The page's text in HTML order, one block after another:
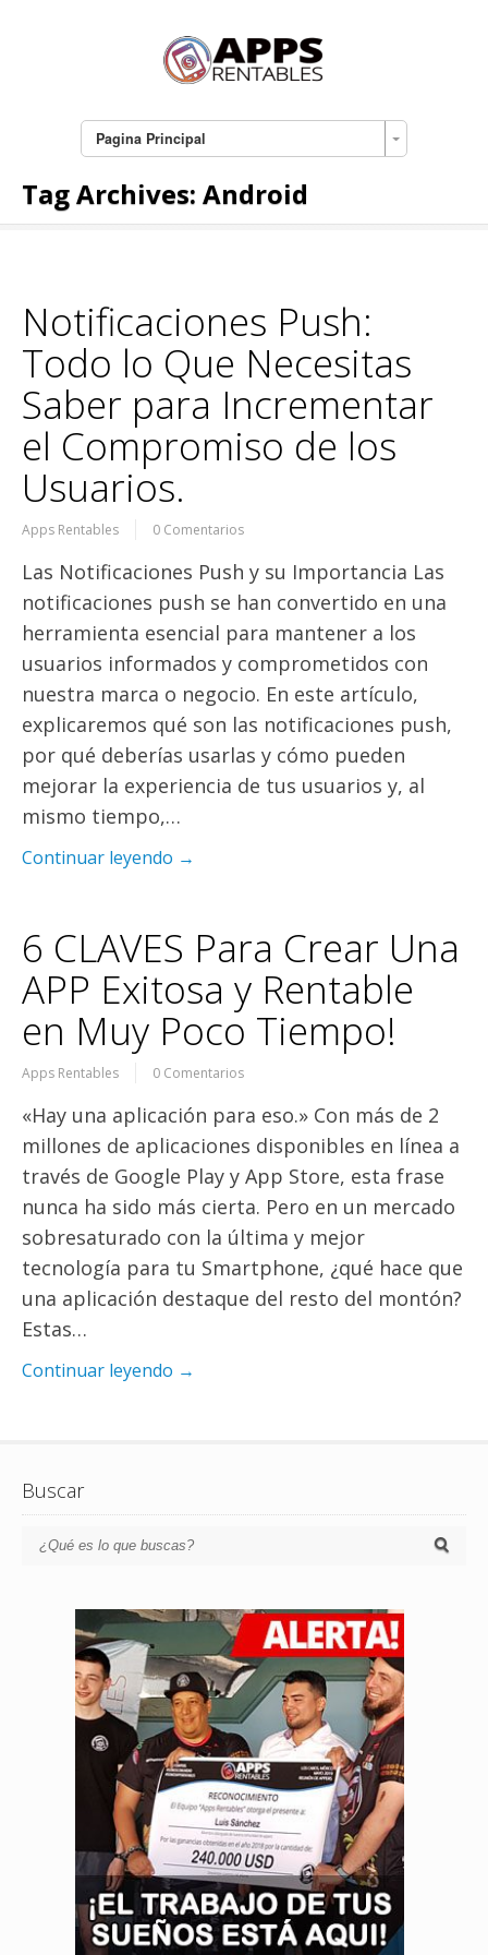
Pagina Principal
Tag Archives: Android
Notificaciones Push:
Todo lo Que Necesitas
Saber para Incrementar
el Compromiso de los
Usuarios.
Apps Rentables 0 Comentarios
Las Notificaciones Push y su Importancia Las
notificaciones push se han convertido en una
herramienta esencial para mantener a los
usuarios informados y comprometidos con
nuestra marca o negocio. En este artículo,
explicaremos qué son las notificaciones push,
por qué deberías usarlas y cómo pueden
mejorar la experiencia de tus usuarios y, al
mismo tiempo,…
Continuar leyendo →
6 CLAVES Para Crear Una
APP Exitosa y Rentable
en Muy Poco Tiempo!
Apps Rentables 0 Comentarios
«Hay una aplicación para eso.» Con más de 2
millones de aplicaciones disponibles en línea a
través de Google Play y App Store, esta frase
nunca ha sido más cierta. Pero en un mercado
sobresaturado con la última y mejor
tecnología para tu Smartphone, ¿qué hace que
una aplicación destaque del resto del montón?
Estas…
Continuar leyendo →
Buscar